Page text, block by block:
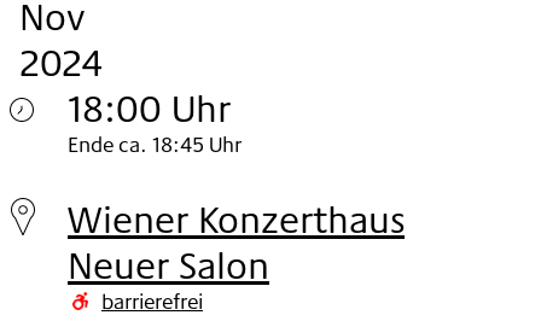
Nov
2024
18:00 Uhr
Mittwoch
20.
Nov
2024
Ende ca. 18:45 Uhr
Wiener Konzerthaus
Neuer Salon
barrierefrei